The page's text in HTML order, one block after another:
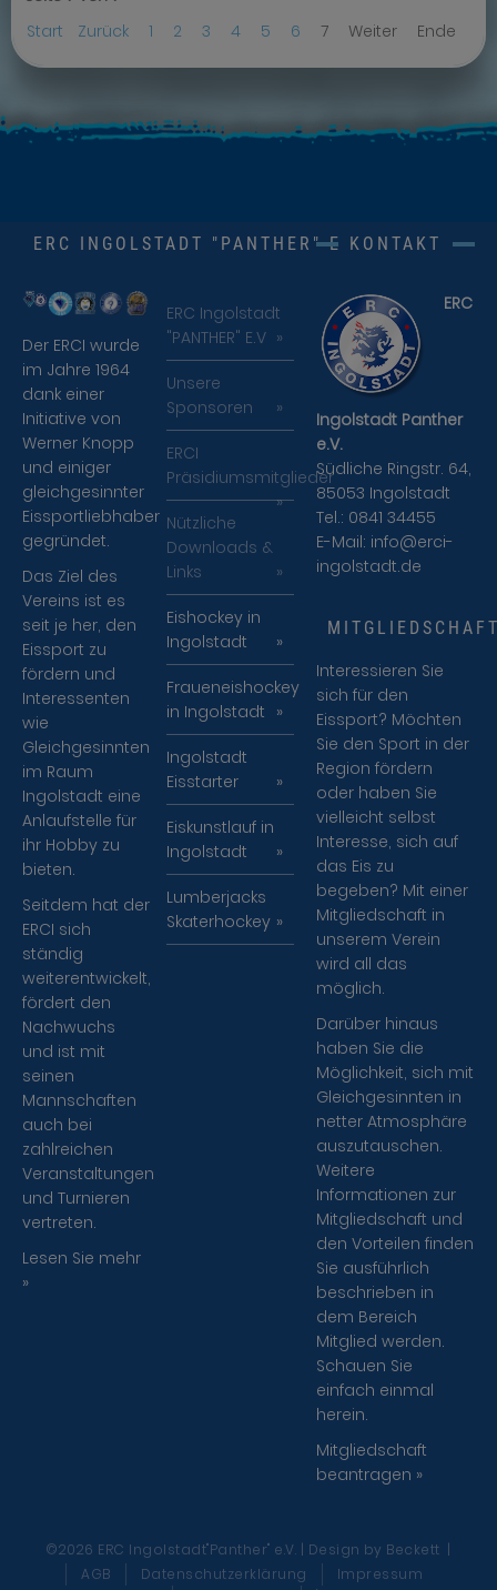
Start
Zurück 1 2 3 4 5 6 7 Weiter Ende
ERC INGOLSTADT "PANTHER" E.V.
Der ERCI wurde
im Jahre 1964
dank einer
Initiative von
Werner Knopp
und einiger
gleichgesinnter
Eissportliebhaber
gegründet.
Das Ziel des
Vereins ist es
seit je her, den
Eissport zu
fördern und
Interessenten
wie
Gleichgesinnten
im Raum
Ingolstadt eine
Anlaufstelle für
ihr Hobby zu
bieten.
Seitdem hat der
ERCI sich
ständig
weiterentwickelt,
fördert den
Nachwuchs
und ist mit
seinen
Mannschaften
auch bei
zahlreichen
Veranstaltungen
und Turnieren
vertreten.
Lesen Sie mehr
»
ERC Ingolstadt
"PANTHER" E.V
Unsere
Sponsoren
ERCI
Präsidiumsmitglieder
Nützliche
Downloads &
Links
Eishockey in
Ingolstadt
Fraueneishockey
in Ingolstadt
Ingolstadt
Eisstarter
Eiskunstlauf in
Ingolstadt
Lumberjacks
Skaterhockey
KONTAKT
ERC
Ingolstadt Panther
e.V.
Südliche Ringstr. 64,
85053 Ingolstadt
Tel.: 0841 34455
E-Mail: info@erci-
ingolstadt.de
Interessieren Sie
sich für den
Eissport? Möchten
Sie den Sport in der
Region fördern
oder haben Sie
vielleicht selbst
Interesse, sich auf
das Eis zu
begeben? Mit einer
Mitgliedschaft in
unserem Verein
wird all das
möglich.
Darüber hinaus
haben Sie die
Möglichkeit, sich mit
Gleichgesinnten in
netter Atmosphäre
auszutauschen.
Weitere
Informationen zur
Mitgliedschaft und
den Vorteilen finden
Sie ausführlich
beschrieben in
dem Bereich
Mitglied werden.
Schauen Sie
einfach einmal
herein.
Mitgliedschaft
beantragen »
©2026 ERC Ingolstadt"Panther" e.V. | Design by Beckett |
AGB
Datenschutzerklärung
Impressum